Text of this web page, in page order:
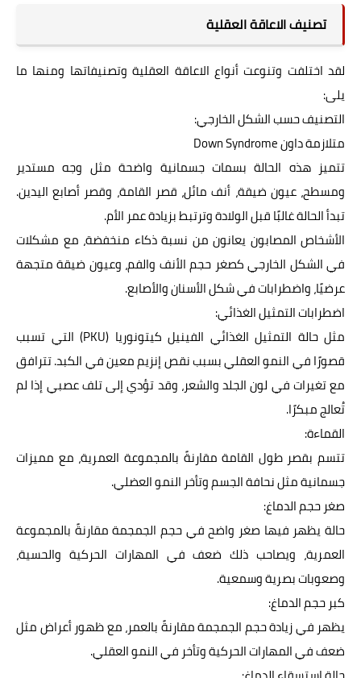
تصنيف الاعاقة العقلية
لقد اختلفت وتنوعت أنواع الاعاقة العقلية وتصنيفاتها ومنها ما
يلى:
التصنيف حسب الشكل الخارجي:
متلازمة داون Down Syndrome
تتميز هذه الحالة بسمات جسمانية واضحة مثل وجه مستدير
ومسطح، عيون ضيقة، أنف مائل، قصر القامة، وقصر أصابع اليدين.
تبدأ الحالة غالبًا قبل الولادة وترتبط بزيادة عمر الأم.
الأشخاص المصابون يعانون من نسبة ذكاء منخفضة، مع مشكلات
في الشكل الخارجي كصغر حجم الأنف والفم، وعيون ضيقة متجهة
عرضيًا، واضطرابات في شكل الأسنان والأصابع.
اضطرابات التمثيل الغذائي:
مثل حالة التمثيل الغذائي الفينيل كيتونوريا (PKU) التي تسبب
قصورًا في النمو العقلي بسبب نقص إنزيم معين في الكبد. تترافق
مع تغيرات في لون الجلد والشعر، وقد تؤدي إلى تلف عصبي إذا لم
تُعالج مبكرًا.
القماءة:
تتسم بقصر طول القامة مقارنةً بالمجموعة العمرية، مع مميزات
جسمانية مثل نحافة الجسم وتأخر النمو العضلي.
صغر حجم الدماغ:
حالة يظهر فيها صغر واضح في حجم الجمجمة مقارنةً بالمجموعة
العمرية، ويصاحب ذلك ضعف في المهارات الحركية والحسية،
وصعوبات بصرية وسمعية.
كبر حجم الدماغ:
يظهر في زيادة حجم الجمجمة مقارنةً بالعمر، مع ظهور أعراض مثل
ضعف في المهارات الحركية وتأخر في النمو العقلي.